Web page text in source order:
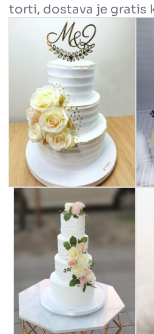
torti, dostava je gratis